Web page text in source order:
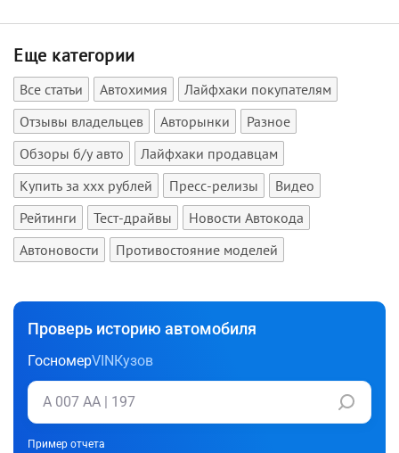
Еще категории
Все статьи Автохимия
Лайфхаки покупателям
Отзывы владельцев
Авторынки
Разное
Обзоры б/у авто
Лайфхаки продавцам
Купить за xxx рублей
Пресс-релизы
Видео
Рейтинги
Тест-драйвы
Новости Автокода
Автоновости
Противостояние моделей
Проверь историю автомобиля
ГосномерVINКузов
Пример отчета